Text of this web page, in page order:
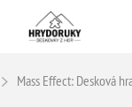
Mass Effect: Desková